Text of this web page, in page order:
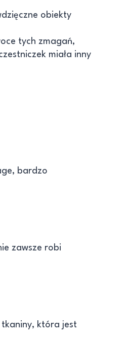
obiekty
tych zmagań,
miała inny
bardzo
zawsze robi
która jest